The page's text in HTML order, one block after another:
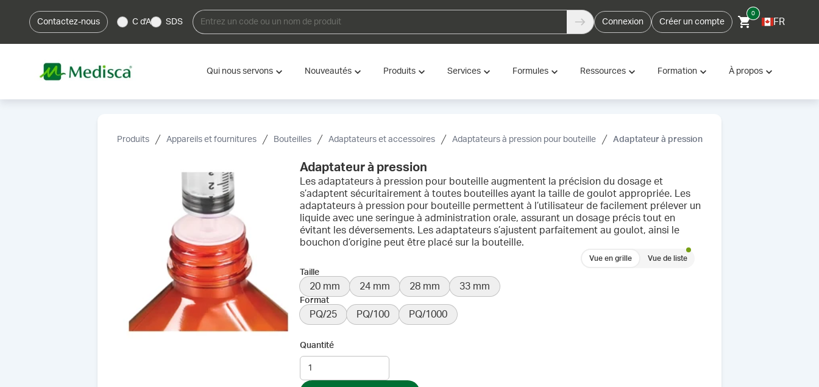
Contactez-nous C d'A SDS Connexion Créer un compte
0
FR
Qui nous servons Nouveautés Produits Services Formules Ressources Formation À propos
Produits Appareils et fournitures Bouteilles Adaptateurs et accessoires Adaptateurs à pression pour bouteille Adaptateur à pression
Adaptateur à pression
Les adaptateurs à pression pour bouteille augmentent la précision du dosage et
s’adaptent sécuritairement à toutes bouteilles ayant la taille de goulot appropriée. Les
adaptateurs à pression pour bouteille permettent à l’utilisateur de facilement prélever un
liquide avec une seringue à administration orale, assurant un dosage précis tout en
évitant les déversements. Les adaptateurs s’ajustent parfaitement au goulot, ainsi le
bouchon d’origine peut être placé sur la bouteille.
Vue en grille Vue de liste
Taille
20 mm 24 mm 28 mm 33 mm
Format
PQ/25 PQ/100 PQ/1000
Quantité